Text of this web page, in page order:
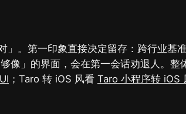
」。第一印象直接决定留存：跨行业基
够像」的界面，会在第一会话劝退人。整
；Taro 转 iOS 风看 Taro 小程序转 iOS